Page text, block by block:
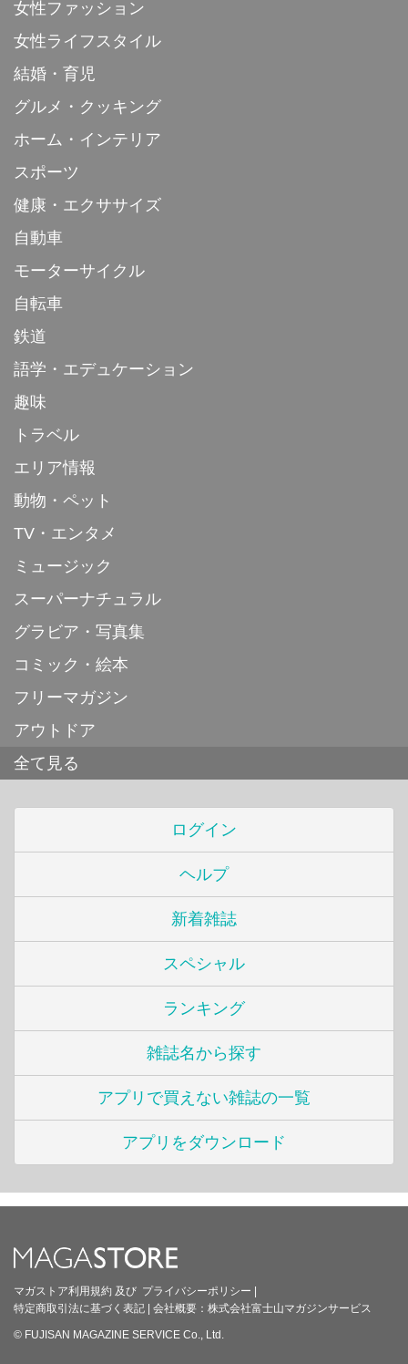
女性ファッション
女性ライフスタイル
結婚・育児
グルメ・クッキング
ホーム・インテリア
スポーツ
健康・エクササイズ
自動車
モーターサイクル
自転車
鉄道
語学・エデュケーション
趣味
トラベル
エリア情報
動物・ペット
TV・エンタメ
ミュージック
スーパーナチュラル
グラビア・写真集
コミック・絵本
フリーマガジン
アウトドア
全て見る
ログイン
ヘルプ
新着雑誌
スペシャル
ランキング
雑誌名から探す
アプリで買えない雑誌の一覧
アプリをダウンロード
マガストア利用規約 及び プライバシーポリシー |
特定商取引法に基づく表記 | 会社概要： 株式会社富士山マガジンサービス
© FUJISAN MAGAZINE SERVICE Co., Ltd.